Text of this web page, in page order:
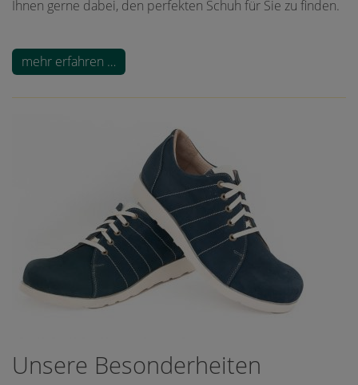
Ihnen gerne dabei, den perfekten Schuh für Sie zu finden.
mehr erfahren …
Unsere Besonderheiten